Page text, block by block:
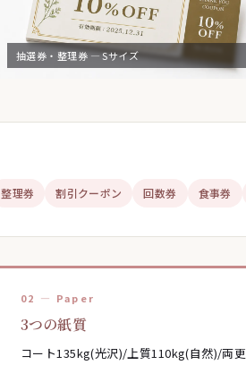
抽選券・整理券 — Sサイズ
整理券 割引クーポン 回数券 食事券
02 — Paper
3つの紙質
コート135kg(光沢)/上質110kg(自然)/両更